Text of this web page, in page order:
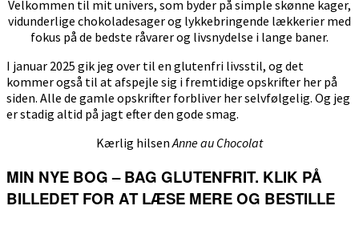
Velkommen til mit univers, som byder på simple skønne kager,
vidunderlige chokoladesager og lykkebringende lækkerier med
fokus på de bedste råvarer og livsnydelse i lange baner.
I januar 2025 gik jeg over til en glutenfri livsstil, og det
kommer også til at afspejle sig i fremtidige opskrifter her på
siden. Alle de gamle opskrifter forbliver her selvfølgelig. Og jeg
er stadig altid på jagt efter den gode smag.
Kærlig hilsenAnne au Chocolat
MIN NYE BOG – BAG GLUTENFRIT. KLIK PÅ
BILLEDET FOR AT LÆSE MERE OG BESTILLE